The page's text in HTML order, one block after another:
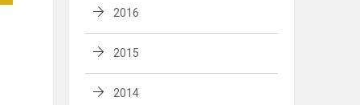
2016
2015
2014